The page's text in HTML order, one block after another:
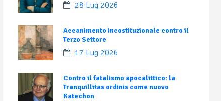
28 Lug 2026
Accanimento incostituzionale contro il
Terzo Settore
17 Lug 2026
Contro il fatalismo apocalittico: la
Tranquillitas ordinis come nuovo
Katechon